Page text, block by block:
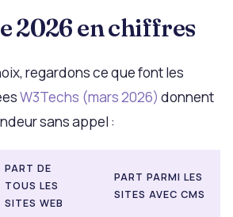
2026 en chiffres
regardons ce que font les
W3Techs (mars 2026) donnent
sans appel :
PART DE
TOUS LES
SITES WEB
PART PARMI LES
SITES AVEC CMS